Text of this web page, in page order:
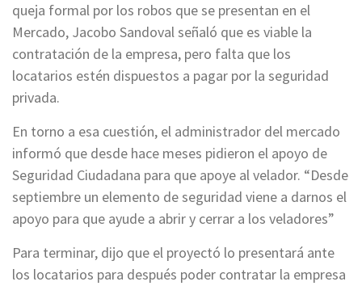
queja formal por los robos que se presentan en el
Mercado, Jacobo Sandoval señaló que es viable la
contratación de la empresa, pero falta que los
locatarios estén dispuestos a pagar por la seguridad
privada.
En torno a esa cuestión, el administrador del mercado
informó que desde hace meses pidieron el apoyo de
Seguridad Ciudadana para que apoye al velador. “Desde
septiembre un elemento de seguridad viene a darnos el
apoyo para que ayude a abrir y cerrar a los veladores”
Para terminar, dijo que el proyectó lo presentará ante
los locatarios para después poder contratar la empresa